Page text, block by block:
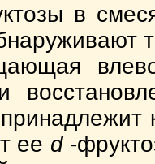
в
ее d-